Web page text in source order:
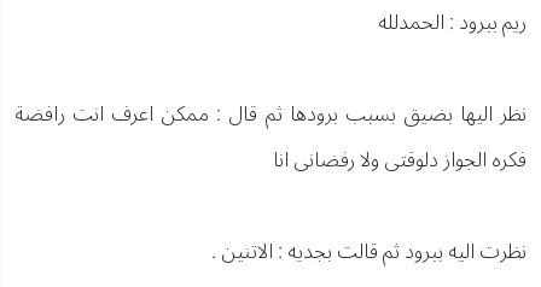
ريم ببرود : الحمدلله
نظر اليها بضيق بسبب برودها ثم قال : ممكن اعرف انت رافضة
فكره الجواز دلوقتى ولا رفضانى انا
نظرت اليه ببرود ثم قالت بجديه : الاتنين .